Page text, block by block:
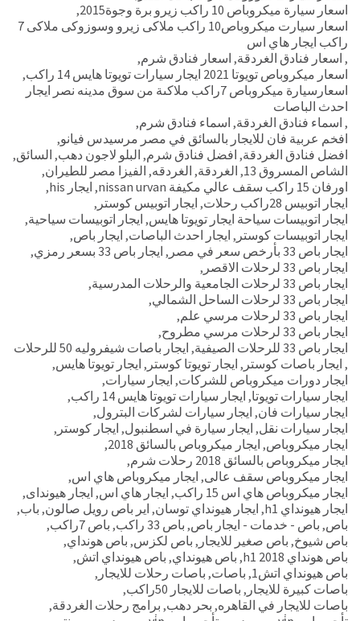
اسعار سيارة ميكروباص 10 راكب زيرو برة وجوة2015
,
اسعار سيارت ميكروباص10 راكب ملاكى زيرو وسوزوكى ملاكى 7
راكب ايجار هاي اس
, اسعار فنادق الغردقة, اسعار فنادق شرم,
اسعار ميكروباص تويوتا 2021 ايجار سيارات تويوتا هايس 14 راكب
,
اسعارسيارة ميكروباص 7راكب ملاكىة من سوق مدينه نصر ايجار
احدث الباصات
, اسماء فنادق الغردقة, اسماء فنادق شرم,
افخم عربية فان للايجار بالسائق في مصر مرسيدس فيانو,
افضل فنادق الغردقة, افضل فنادق شرم, البلو لاجون دهب, السائق,
الشاص المسروق 13
, الغردقة, الغردقه, الفيزا مصر للطيران,
اورفان 15 راكب سقف عالي مكيفة nissan urvan
, ايجار his
,
ايجار اتوبيس 28راكب رحلات
, ايجار اتوبيس كوستر ,
ايجار اتوبيسات سياحة ايجار تويوتا هايس, ايجار اتوبيسات سياحية,
ايجار اتوبيسات كوستر , ايجار احدث الباصات, ايجار باص,
ايجار باص 33 بأرخص سعر في مصر
, ايجار باص 33 بسعر رمزي
,
ايجار باص 33 لرحلات الاقصر
,
ايجار باص 33 لرحلات الجامعية والرحلات المدرسية
,
ايجار باص 33 لرحلات الساحل الشمالي
,
ايجار باص 33 لرحلات مرسي علم
,
ايجار باص 33 لرحلات مرسي مطروح
,
ايجار باص 33 للرحلات الصيفية
, ايجار باصات شيفروليه 50 للرحلات
, ايجار باصات كوستر , ايجار تويوتا كوستر , ايجار تويوتا هايس,
ايجار دورات ميكروباص للشركات, ايجار سيارات,
ايجار سيارات تويوتا, ايجار سيارات تويوتا هايس 14 راكب
,
ايجار سيارات فان, ايجار سيارات لشركات البترول,
ايجار سيارات نقل, ايجار سيارة في اسطنبول, ايجار كوستر ,
ايجار ميكروباص, ايجار ميكروباص بالسائق 2018
,
ايجار ميكروباص بالسائق 2018 رحلات شرم
,
ايجار ميكروباص سقف عالى, ايجار ميكروباص هاي اس,
ايجار ميكروباص هاي اس 15 راكب
, ايجار هاي اس, ايجار هيونداى,
ايجار هيونداي h1
, ايجار هيونداي توسان, اير باص رويل صالون, باب,
باص, باص - خدمات - ايجار باص, باص 33 راكب , باص 7راكب
,
باص شيوخ, باص صغير للايجار , باص لكزس, باص هونداي,
باص هونداي h1 2018
, باص هيونداي, باص هيونداي اتش,
باص هيونداي اتش1 , باصات, باصات رحلات للايجار ,
باصات كبيرة للايجار , باصات للايجار 50راكب
,
باصات للايجار في القاهره, بحر دهب, برامج رحلات الغردقة,